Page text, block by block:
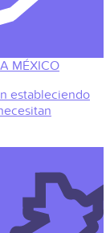
MÉXICO
estableciendo